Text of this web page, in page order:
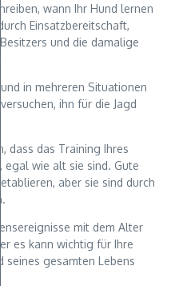
wann Ihr Hund lernen
Einsatzbereitschaft,
und die damalige
in mehreren Situationen
ihn für die Jagd
dass das Training Ihres
wie alt sie sind. Gute
aber sie sind durch
mit dem Alter
es kann wichtig für Ihre
seines gesamten Lebens